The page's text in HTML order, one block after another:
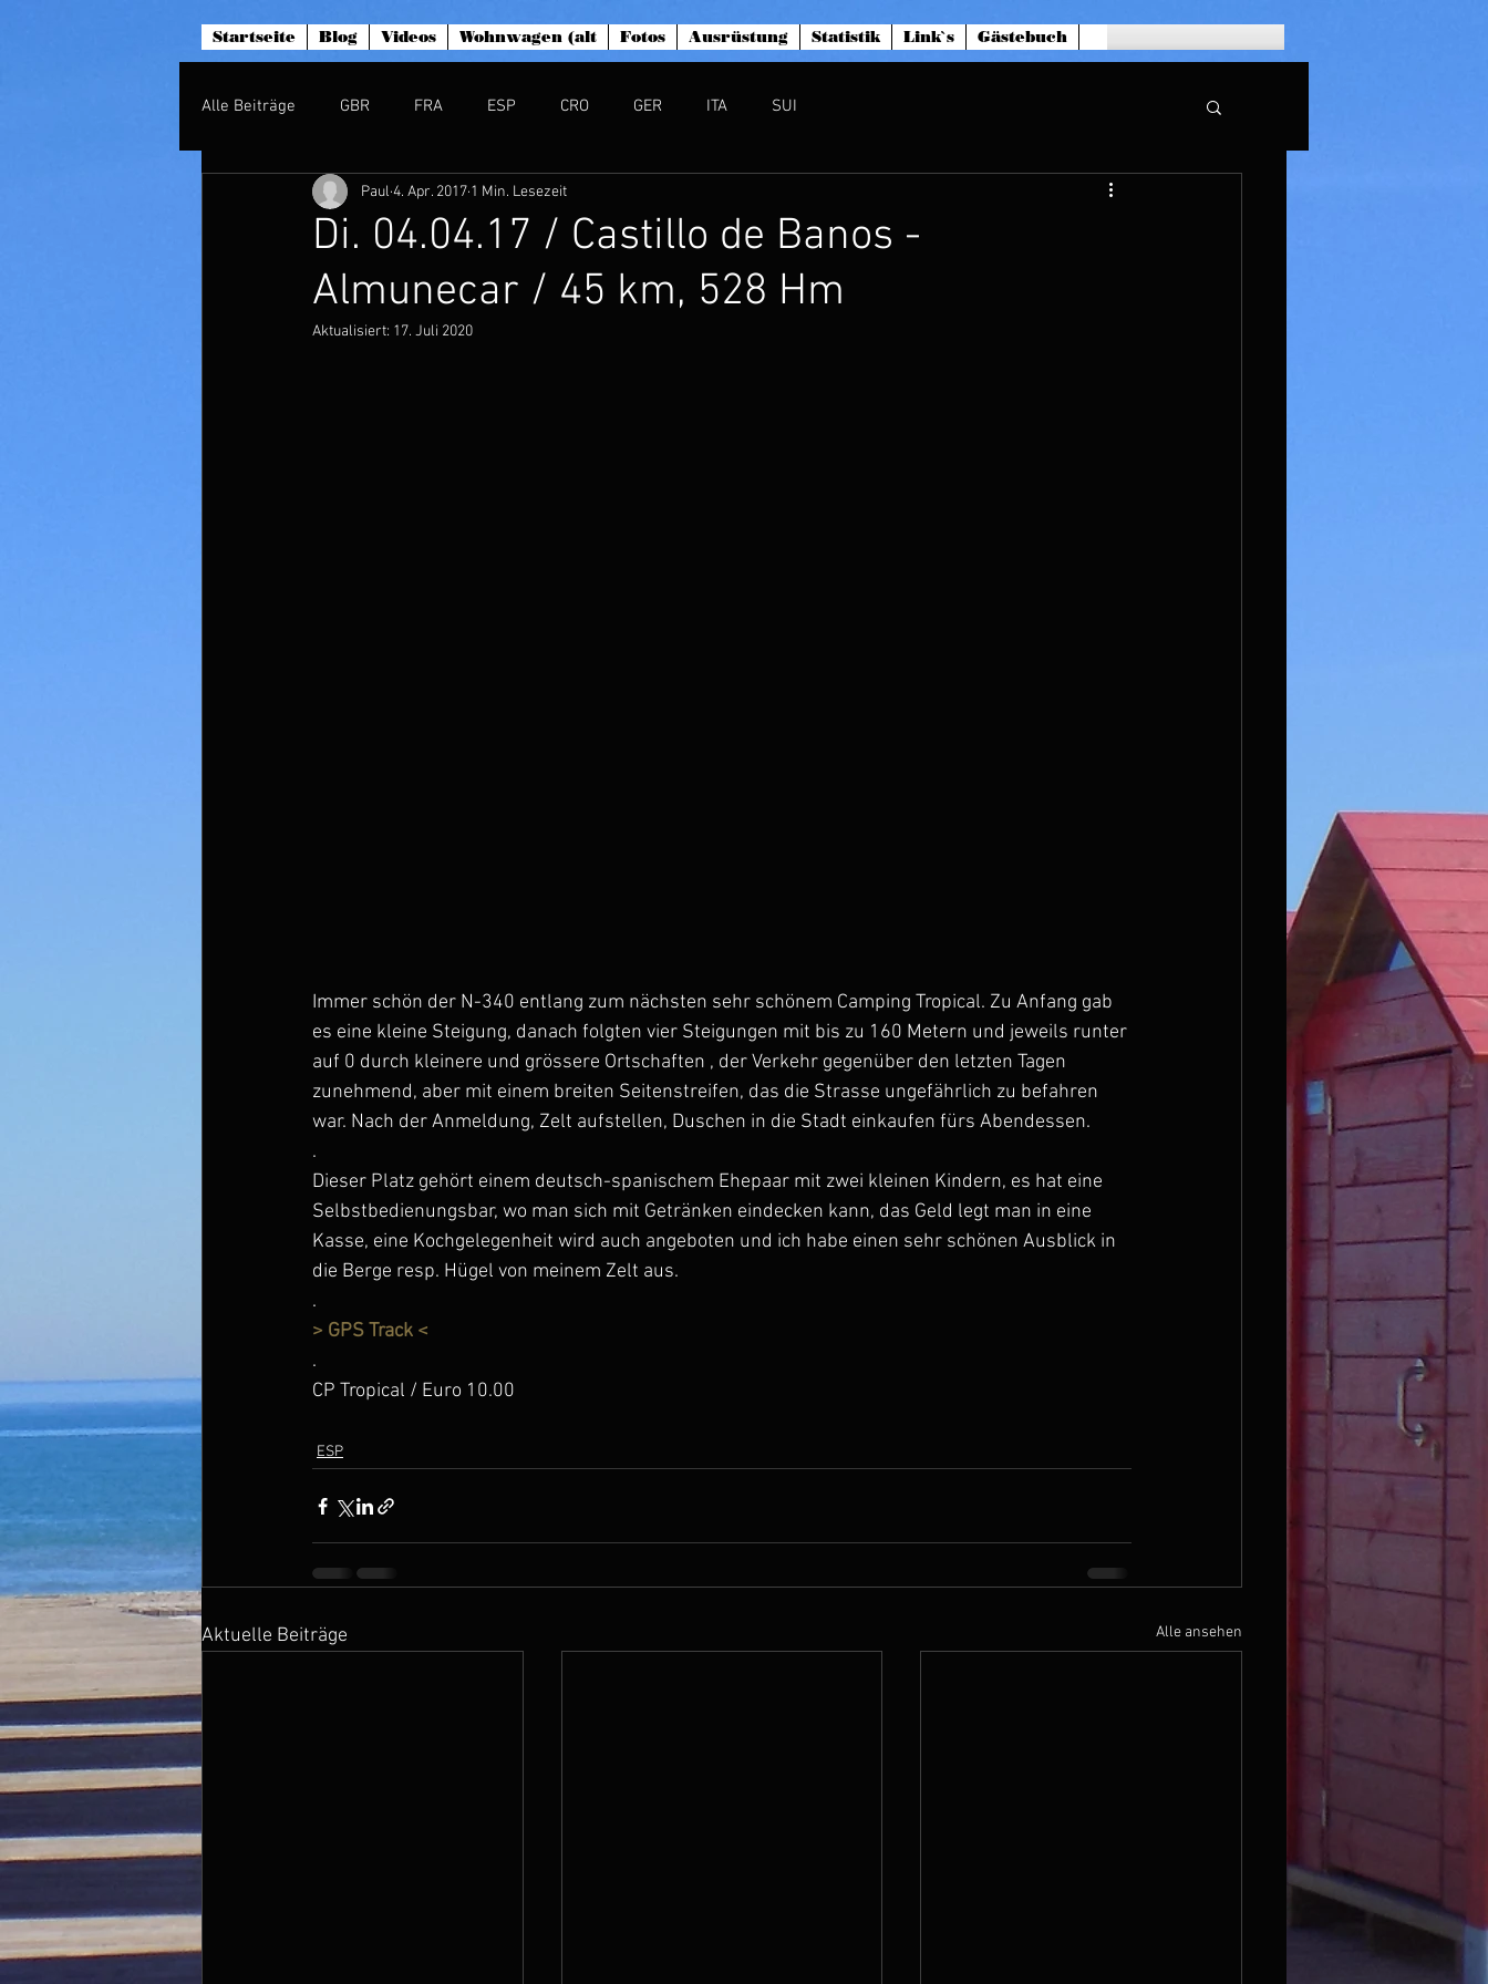
Startseite Blog Videos Wohnwagen (alt Fotos Ausrüstung Statistik Link`s Gästebuch
Alle Beiträge GBR FRA ESP CRO GER ITA SUI
Di. 04.04.17 / Castillo de Banos -
Almunecar / 45 km, 528 Hm
Paul 4. Apr. 2017 1 Min. Lesezeit
Aktualisiert: 17. Juli 2020
Immer schön der N-340 entlang zum nächsten sehr schönem Camping Tropical. Zu Anfang gab
es eine kleine Steigung, danach folgten vier Steigungen mit bis zu 160 Metern und jeweils runter
auf 0 durch kleinere und grössere Ortschaften , der Verkehr gegenüber den letzten Tagen
zunehmend, aber mit einem breiten Seitenstreifen, das die Strasse ungefährlich zu befahren
war. Nach der Anmeldung, Zelt aufstellen, Duschen in die Stadt einkaufen fürs Abendessen.
.
Dieser Platz gehört einem deutsch-spanischem Ehepaar mit zwei kleinen Kindern, es hat eine
Selbstbedienungsbar, wo man sich mit Getränken eindecken kann, das Geld legt man in eine
Kasse, eine Kochgelegenheit wird auch angeboten und ich habe einen sehr schönen Ausblick in
die Berge resp. Hügel von meinem Zelt aus.
.
> GPS Track <
.
CP Tropical / Euro 10.00
ESP
Aktuelle Beiträge Alle ansehen